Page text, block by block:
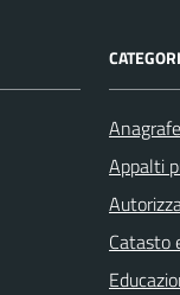
Appalti
Catasto